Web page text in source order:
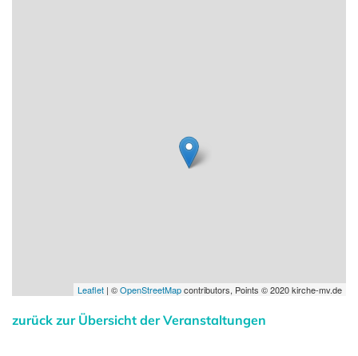
Leaflet | ©OpenStreetMapcontributors, Points © 2020 kirche-mv.de
zurück zur Übersicht der Veranstaltungen